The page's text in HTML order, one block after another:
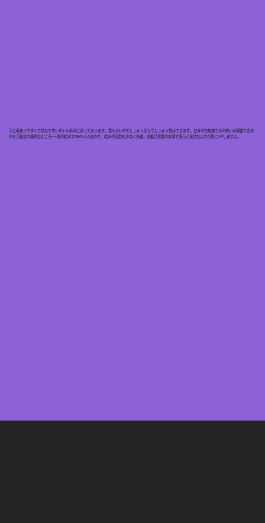
手に収まりやすくて持ちやすいボトル形状になっております。柔らかいのでしっかり圧せてしっかり放水できます。自分の力加減で水の勢いが調整できる
のも手動式の便利なところ♪一度の給水で280ml入るので、給水の回数も少なく快適。お風呂程度のお湯で洗うと気持ちよさが更にUPしますよ。